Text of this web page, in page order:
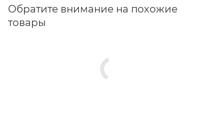
Обратите внимание на похожие
товары